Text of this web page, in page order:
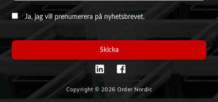
Ja, jag vill prenumerera på nyhetsbrevet.
Skicka
Copyright © 2026 Order Nordic